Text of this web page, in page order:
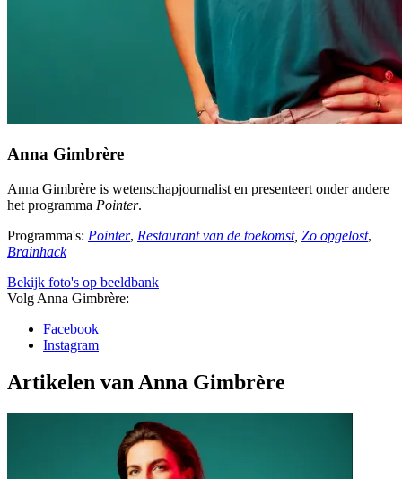
Anna Gimbrère
Anna Gimbrère is wetenschapjournalist en presenteert onder andere
het programma Pointer.
Programma's: Pointer, Restaurant van de toekomst, Zo opgelost,
Brainhack
Bekijk foto's op beeldbank
Volg Anna Gimbrère:
Facebook
Instagram
Artikelen van Anna Gimbrère